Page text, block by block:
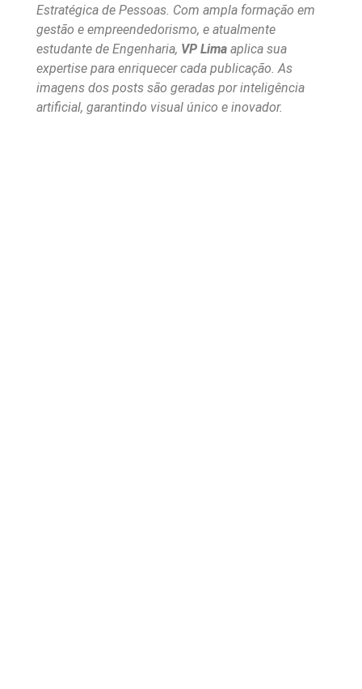
Estratégica de Pessoas. Com ampla formação em
gestão e empreendedorismo, e atualmente
estudante de Engenharia, VP Lima aplica sua
expertise para enriquecer cada publicação. As
imagens dos posts são geradas por inteligência
artificial, garantindo visual único e inovador.